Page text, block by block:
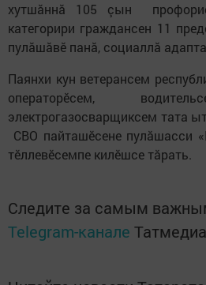
хутшăннă 105 çын
категорири граждансен 11
пулăшăвӗ панă, социаллă
Паянхи кун ветерансем
операторӗсем,
электрогазосварщиксем тата
СВО пайташӗсене пулăшасси
тӗллевӗсемпе килӗшсе тăрать.
Следите за самым
Telegram-канале Татмедиа